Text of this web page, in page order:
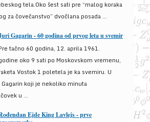
tela.Oko šest sati pre “malog koraka
za čovečanstvo” dvočlana posada ...
Gagarin - 60 godina od prvog leta u svemir
tačno 60 godina, 12. aprila 1961.
oko 9 sati po Moskovskom vremenu,
Vostok 1 poletela je ka svemiru. U
koji je nekoliko minuta
u ...
Ejde King Lavlejs - prve